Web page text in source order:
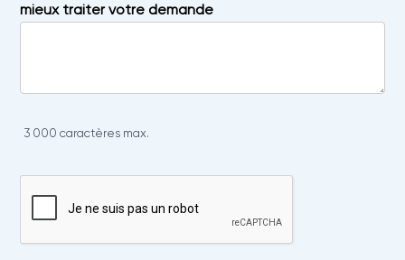
mieux traiter votre demande
3 000 caractères max.